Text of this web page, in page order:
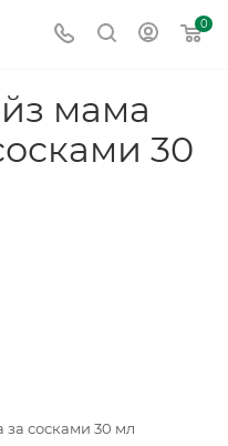
0
мама
30
сосками 30 мл